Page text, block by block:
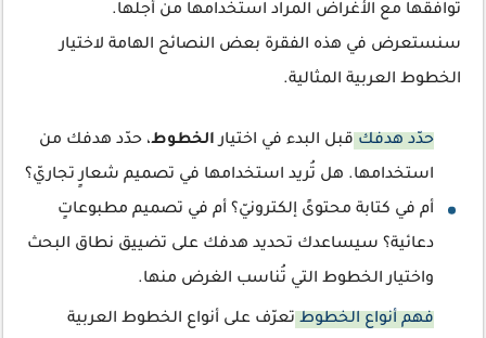
توافقها مع الأغراض المراد استخدامها من أجلها.
سنستعرض في هذه الفقرة بعض النصائح الهامة لاختيار
الخطوط العربية المثالية.
حدّد هدفك قبل البدء في اختيارالخطوط، حدّد هدفك من
استخدامها. هل تُريد استخدامها في تصميم شعارٍ تجاريّ؟
أم في كتابة محتوىً إلكترونيّ؟ أم في تصميم مطبوعاتٍ
دعائية؟ سيساعدك تحديد هدفك على تضييق نطاق البحث
واختيار الخطوط التي تُناسب الغرض منها.
فهم أنواع الخطوط تعرّف على أنواع الخطوط العربية